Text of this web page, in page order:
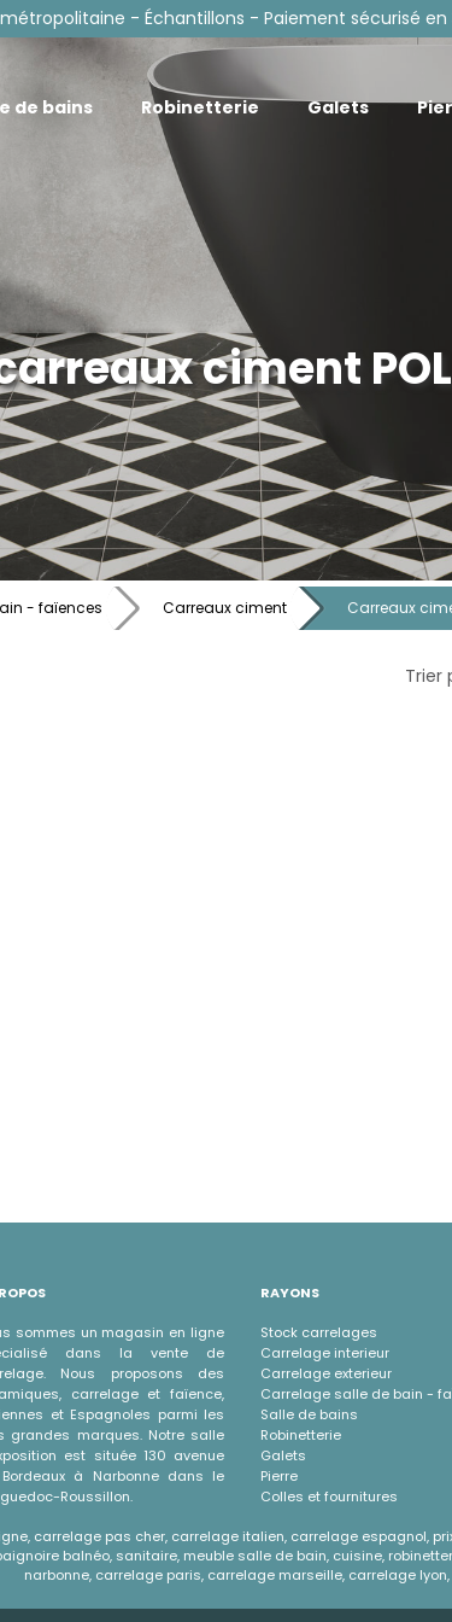
métropolitaine - Échantillons - Paiement sécurisé
de bains Robinetterie Galets
ciment
- faïences Carreaux ciment Carreaux
Trier
sommes un magasin en ligne
dans la vente de
Nous proposons des
carrelage et faïence,
et Espagnoles parmi les
grandes marques. Notre salle
est située 130 avenue
à Narbonne dans le
Roussillon.
RAYONS
Stock carrelages
Carrelage interieur
Carrelage exterieur
Carrelage salle de bain -
Salle de bains
Robinetterie
Galets
Pierre
Colles et fournitures
carrelage pas cher, carrelage italien, carrelage espagnol,
balnéo, sanitaire, meuble salle de bain, cuisine,
narbonne, carrelage paris, carrelage marseille, carrelage lyon,